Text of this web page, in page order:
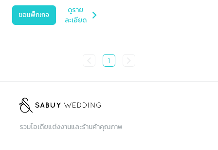
ขอแพ็กเกจ
ดูราย
ละเอียด
1
รวมไอเดียแต่งงานและร้านค้าคุณภาพ